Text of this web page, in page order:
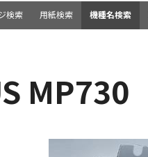
検索 用紙検索 機種名検索